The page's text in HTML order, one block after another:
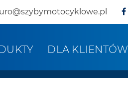
DLA KLIENTÓW